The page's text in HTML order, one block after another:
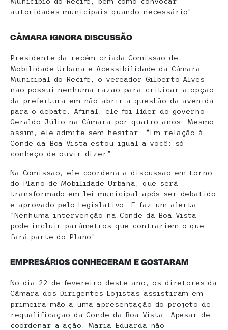
autoridades municipais quando necessário”.
CÂMARA IGNORA DISCUSSÃO
Presidente da recém criada Comissão de
Mobilidade Urbana e Acessibilidade da Câmara
Municipal do Recife, o vereador Gilberto Alves
não possui nenhuma razão para criticar a opção
da prefeitura em não abrir a questão da avenida
para o debate. Afinal, ele foi líder do governo
Geraldo Júlio na Câmara por quatro anos. Mesmo
assim, ele admite sem hesitar: “Em relação à
Conde da Boa Vista estou igual a você: só
conheço de ouvir dizer”.
Na Comissão, ele coordena a discussão em torno
do Plano de Mobilidade Urbana, que será
transformado em lei municipal após ser debatido
e aprovado pelo Legislativo. E faz um alerta:
“Nenhuma intervenção na Conde da Boa Vista
pode incluir parâmetros que contrariem o que
fará parte do Plano”.
EMPRESÁRIOS CONHECERAM E GOSTARAM
No dia 22 de fevereiro deste ano, os diretores da
Câmara dos Dirigentes Lojistas assistiram em
primeira mão a uma apresentação do projeto de
requalificação da Conde da Boa Vista. Apesar de
coordenar a ação, Maria Eduarda não